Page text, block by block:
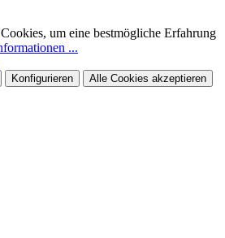
um eine bestmögliche Erfahrung
...
Konfigurieren Alle Cookies akzeptieren